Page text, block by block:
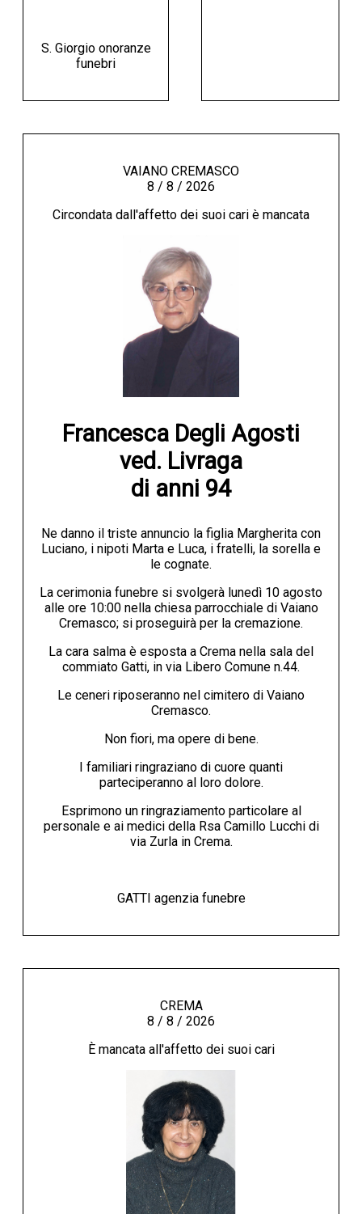
S. Giorgio onoranze
funebri
VAIANO CREMASCO
8 / 8 / 2026
Circondata dall'affetto dei suoi cari è mancata
Francesca Degli Agosti
ved. Livraga
di anni 94
Ne danno il triste annuncio la figlia Margherita con
Luciano, i nipoti Marta e Luca, i fratelli, la sorella e
le cognate.
La cerimonia funebre si svolgerà lunedì 10 agosto
alle ore 10:00 nella chiesa parrocchiale di Vaiano
Cremasco; si proseguirà per la cremazione.
La cara salma è esposta a Crema nella sala del
commiato Gatti, in via Libero Comune n.44.
Le ceneri riposeranno nel cimitero di Vaiano
Cremasco.
Non fiori, ma opere di bene.
I familiari ringraziano di cuore quanti
parteciperanno al loro dolore.
Esprimono un ringraziamento particolare al
personale e ai medici della Rsa Camillo Lucchi di
via Zurla in Crema.
GATTI agenzia funebre
CREMA
8 / 8 / 2026
È mancata all'affetto dei suoi cari